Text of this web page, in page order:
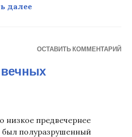
далееПуть на Авалон
ОСТАВИТЬ КОММЕНТАРИЙ
вечных
низкое предвечернее
полуразрушенный